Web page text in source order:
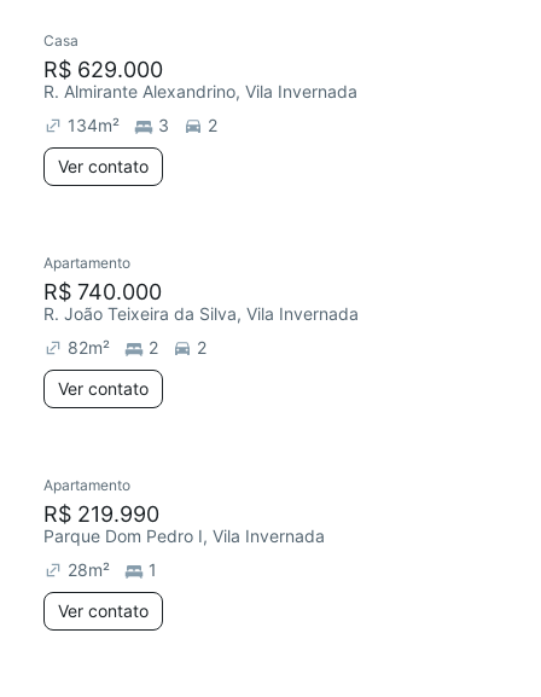
Casa
R$ 629.000
R. Almirante Alexandrino, Vila Invernada
134m² 3
2
Ver contato
Apartamento
R$ 740.000
R. João Teixeira da Silva, Vila Invernada
82m² 2
2
Ver contato
Apartamento
R$ 219.990
Parque Dom Pedro I, Vila Invernada
28m²
1
Ver contato